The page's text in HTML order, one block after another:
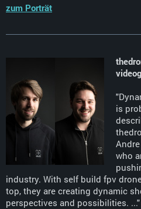
zum Porträt
"
is
who
industry. With self build fpv
top, they are creating dynamic
perspectives and possibilities. ..."